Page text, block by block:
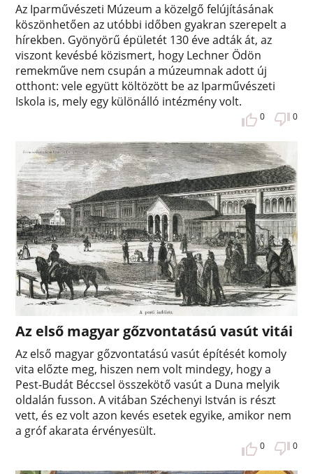
Az Iparművészeti Múzeum a közelgő felújításának
köszönhetően az utóbbi időben gyakran szerepelt a
hírekben. Gyönyörű épületét 130 éve adták át, az
viszont kevésbé közismert, hogy Lechner Ödön
remekműve nem csupán a múzeumnak adott új
otthont: vele együtt költözött be az Iparművészeti
Iskola is, mely egy különálló intézmény volt.
0 0
Az első magyar gőzvontatású vasút vitái
Az első magyar gőzvontatású vasút építését komoly
vita előzte meg, hiszen nem volt mindegy, hogy a
Pest-Budát Béccsel összekötő vasút a Duna melyik
oldalán fusson. A vitában Széchenyi István is részt
vett, és ez volt azon kevés esetek egyike, amikor nem
a gróf akarata érvényesült.
0 0